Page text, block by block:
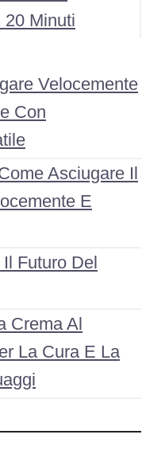
20 Minuti
Velocemente
Con
Asciugare Il
E
Futuro Del
Crema Al
La Cura E La